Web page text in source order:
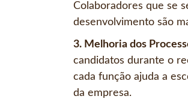
Colaboradores que se
desenvolvimento são
3. Melhoria dos
candidatos durante o
cada função ajuda a
da empresa.